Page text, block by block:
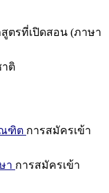
ตรที่เปิดสอน (ภาษา
ติ
ณฑิต การสมัครเข้า
า การสมัครเข้า